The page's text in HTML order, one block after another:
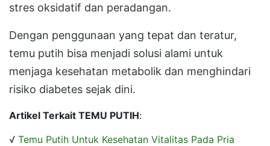
stres oksidatif dan peradangan.
Dengan penggunaan yang tepat dan teratur,
temu putih bisa menjadi solusi alami untuk
menjaga kesehatan metabolik dan menghindari
risiko diabetes sejak dini.
Artikel Terkait TEMU PUTIH:
√ Temu Putih Untuk Kesehatan Vitalitas Pada Pria